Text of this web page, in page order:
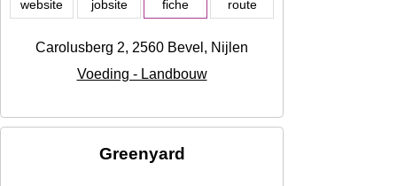
website jobsite fiche route
Carolusberg 2, 2560 Bevel, Nijlen
Voeding - Landbouw
Greenyard